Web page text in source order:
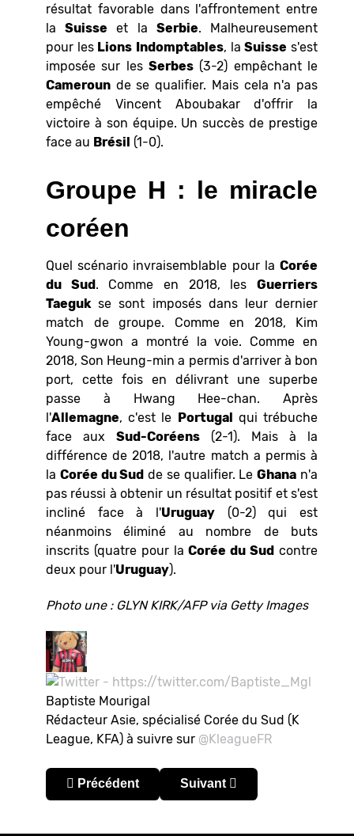
résultat favorable dans l'affrontement entre
laSuisse et la Serbie. Malheureusement
pour les Lions Indomptables, laSuisse s'est
imposée sur les Serbes (3-2) empêchant le
Cameroun de se qualifier. Mais cela n'a pas
empêché Vincent Aboubakar d'offrir la
victoire à son équipe. Un succès de prestige
face au Brésil (1-0).
Groupe H : le miracle
coréen
Quel scénario invraisemblable pour la Corée
du Sud. Comme en 2018, lesGuerriers
Taeguk se sont imposés dans leur dernier
match de groupe. Comme en 2018, Kim
Young-gwon a montré la voie. Comme en
2018, Son Heung-min a permis d'arriver à bon
port, cette fois en délivrant une superbe
passe à Hwang Hee-chan. Après
l'Allemagne, c'est le Portugal qui trébuche
face aux Sud-Coréens (2-1). Mais à la
différence de 2018, l'autre match a permis à
la Corée du Sud de se qualifier. LeGhana n'a
pas réussi à obtenir un résultat positif et s'est
incliné face à l'Uruguay (0-2) qui est
néanmoins éliminé au nombre de buts
inscrits (quatre pour laCorée du Sud contre
deux pour l'Uruguay).
Photo une : GLYN KIRK/AFP via Getty Images
Baptiste Mourigal
Rédacteur Asie, spécialisé Corée du Sud (K
League, KFA) à suivre sur @KleagueFR
Article précédent : Corée du Sud 2022 : retour
Précédent Article suivant : Coupe du
Suivant